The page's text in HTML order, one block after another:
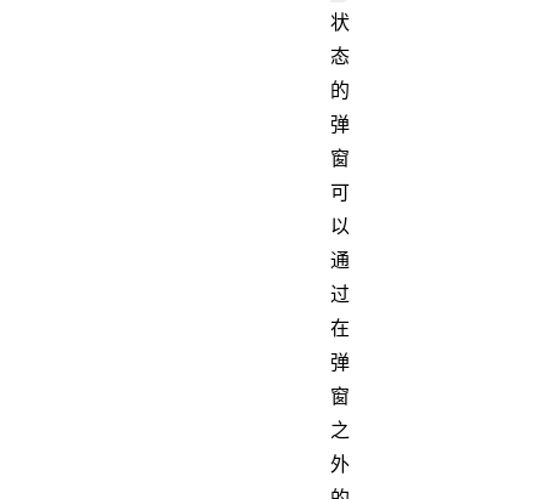
状
态
的
弹
窗
可
以
通
过
在
弹
窗
之
外